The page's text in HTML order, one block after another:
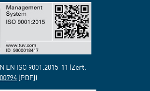
EN ISO 9001:2015-11 (Zert.-
[PDF])